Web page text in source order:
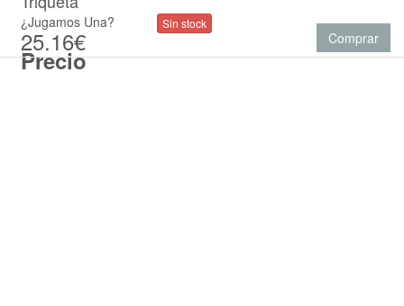
Precio
¿Jugamos Una?
25.16€
Sin stock
Comprar